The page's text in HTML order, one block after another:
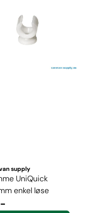
supply
UniQuick
enkel løse